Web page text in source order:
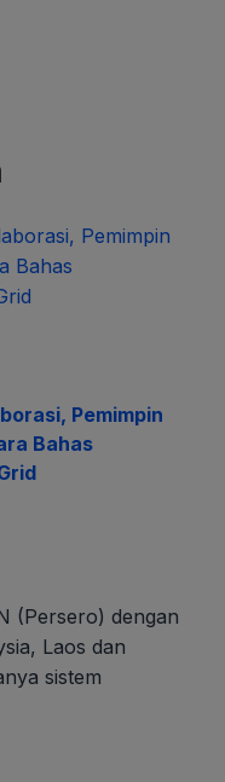
Pemimpin
Bahas
(Persero) dengan
Laos dan
sistem